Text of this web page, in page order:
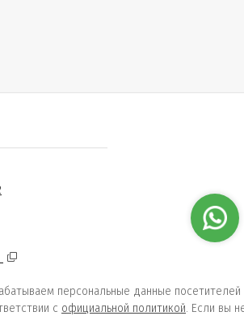
персональные данные посетителей
с официальной политикой. Если вы